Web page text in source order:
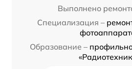
Выполнено
Специализация –
Образование –